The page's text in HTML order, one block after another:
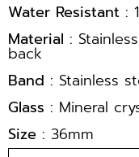
Water Resistant :
Material :
back
Band : Stainless
Glass : Mineral
Size : 36mm